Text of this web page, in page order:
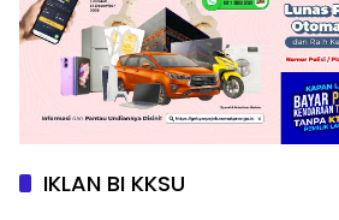
IKLAN BI KKSU